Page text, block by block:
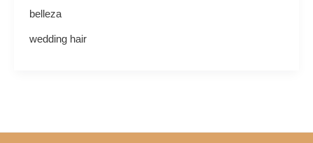
belleza
wedding hair